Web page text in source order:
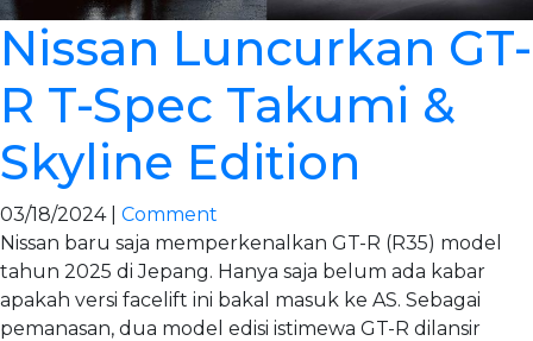
Nissan Luncurkan GT-
R T-Spec Takumi &
Skyline Edition
03/18/2024 | Comment
Nissan baru saja memperkenalkan GT-R (R35) model
tahun 2025 di Jepang. Hanya saja belum ada kabar
apakah versi facelift ini bakal masuk ke AS. Sebagai
pemanasan, dua model edisi istimewa GT-R dilansir